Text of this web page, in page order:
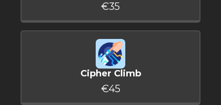
€35
Cipher Climb
€45